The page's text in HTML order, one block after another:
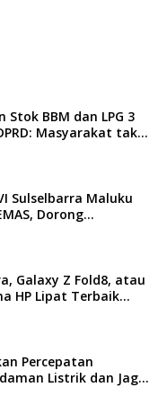
BBM dan LPG 3
Masyarakat tak
Sulselbarra Maluku
Dorong
Galaxy Z Fold8, atau
HP Lipat Terbaik
Percepatan
Listrik dan Jaga